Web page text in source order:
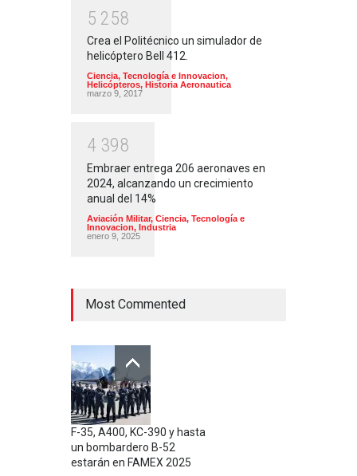
5 258
Crea el Politécnico un simulador de
helicóptero Bell 412.
Ciencia, Tecnología e Innovacion,
Helicópteros, Historia Aeronautica
marzo 9, 2017
4 398
Embraer entrega 206 aeronaves en
2024, alcanzando un crecimiento
anual del 14%
Aviación Militar, Ciencia, Tecnología e
Innovacion, Industria
enero 9, 2025
Most Commented
F-35, A400, KC-390 y hasta
un bombardero B-52
estarán en FAMEX 2025